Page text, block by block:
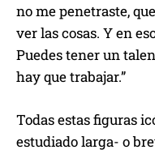
no me penetraste,
ver las cosas. Y en
Puedes tener un
hay que trabajar.”
Todas estas figuras
estudiado larga- o